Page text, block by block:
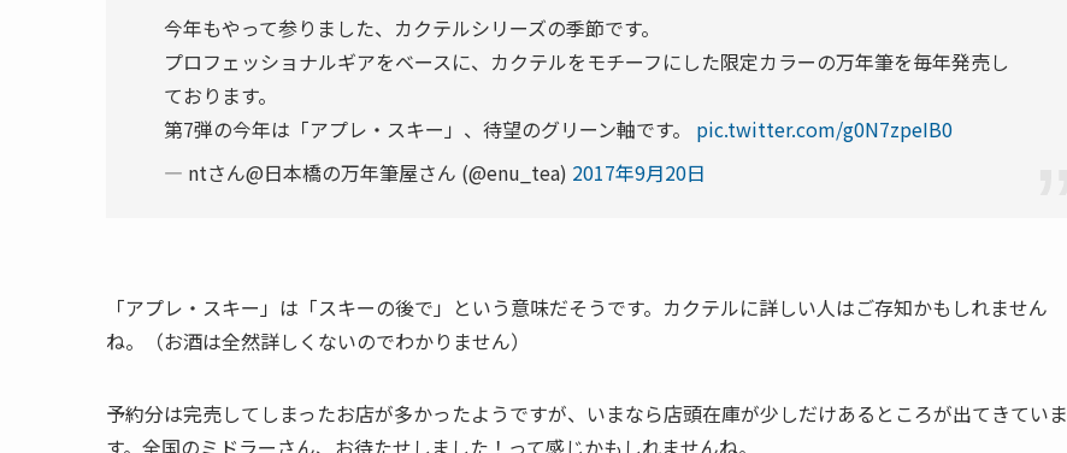
今年もやって参りました、カクテルシリーズの季節です。
プロフェッショナルギアをベースに、カクテルをモチーフにした限定カラーの万年筆を毎年発売し
ております。
第7弾の今年は「アプレ・スキー」、待望のグリーン軸です。 pic.twitter.com/g0N7zpeIB0
— ntさん@日本橋の万年筆屋さん (@enu_tea) 2017年9月20日
「アプレ・スキー」は「スキーの後で」という意味だそうです。カクテルに詳しい人はご存知かもしれません
ね。（お酒は全然詳しくないのでわかりません）
予約分は完売してしまったお店が多かったようですが、いまなら店頭在庫が少しだけあるところが出てきていま
す。全国のミドラーさん、お待たせしました！って感じかもしれませんね。